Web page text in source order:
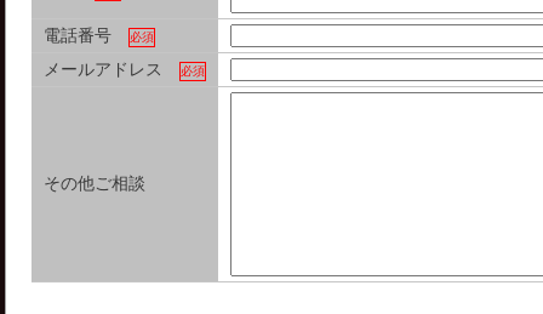
電話番号 必須
メールアドレス 必須
その他ご相談